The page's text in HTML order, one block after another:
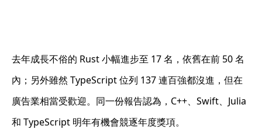
去年成長不俗的 Rust 小幅進步至 17 名，依舊在前 50 名
內；另外雖然 TypeScript 位列 137 連百強都沒進，但在
廣告業相當受歡迎。同一份報告認為，C++、Swift、Julia
和 TypeScript 明年有機會競逐年度獎項。